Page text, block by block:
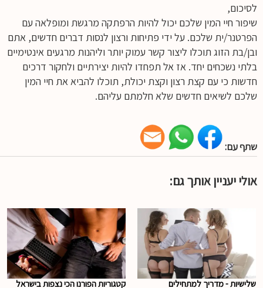
לסיכום,
שיפור חיי המין שלכם יכול להיות הרפתקה מרגשת ומופלאה עם
הפרטנר/ית שלכם. על ידי פתיחות ורצון לנסות דברים חדשים, אתם
ובן/בת הזוג תוכלו ליצור קשר עמוק יותר וליהנות מרגעים אינטימיים
בלתי נשכחים יחד. אז אל תפחדו להיות יצירתיים ולחקור דרכים
חדשות כי עם קצת רצון וקצת יכולת, תוכלו להביא את חיי המין
שלכם לשיאים חדשים שלא חלמתם עליהם.
שתף עם:
אולי יעניין אותך גם:
קטגוריות הפורנו הכי נצפות בישראל שלישיות - מדריך למתחילים